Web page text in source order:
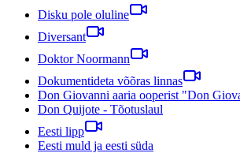
Disku pole oluline
Diversant
Doktor Noormann
Dokumentideta võõras linnas
Don Giovanni aaria ooperist "Don
Don Quijote - Tõotuslaul
Eesti lipp
Eesti muld ja eesti süda